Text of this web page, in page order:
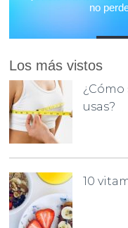
Los más vistos
usas?
10